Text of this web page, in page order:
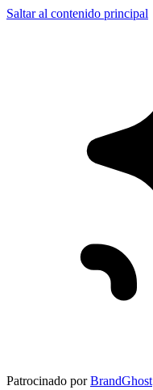
Saltar al contenido principal
Patrocinado por BrandGhost